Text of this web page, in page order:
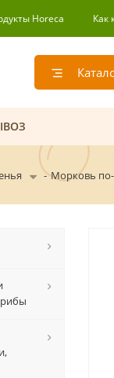
Horeca Как
- Морковь по-